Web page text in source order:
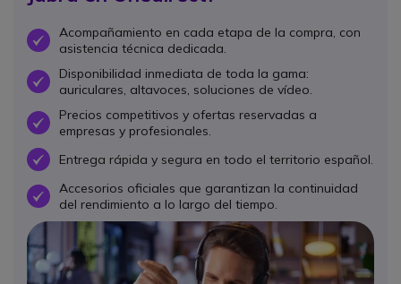
OKAcompañamiento en cada etapa de la compra, con
asistencia técnica dedicada.
OKDisponibilidad inmediata de toda la gama:
auriculares, altavoces, soluciones de vídeo.
OKPrecios competitivos y ofertas reservadas a
empresas y profesionales.
OKEntrega rápida y segura en todo el territorio español.
OKAccesorios oficiales que garantizan la continuidad
del rendimiento a lo largo del tiempo.